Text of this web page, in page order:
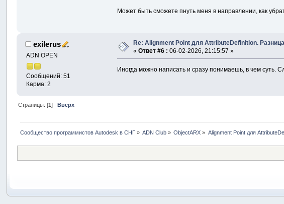
Может быть сможете пнуть меня в направлении, как
exilerus
ADN OPEN
Сообщений: 51
Карма: 2
Re: Alignment Point для AttributeDefinition.
«Ответ #6 : 06-02-2026, 21:15:57 »
Иногда можно написать и сразу понимаешь, в чем суть.
Страницы: [1] Вверх
Сообщество программистов Autodesk в СНГ» ADN Club » ObjectARX » Alignment Point для